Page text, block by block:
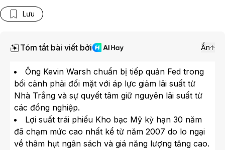
Lưu
Tóm tắt bài viết bởi Ẩn
Ông Kevin Warsh chuẩn bị tiếp quản Fed trong
bối cảnh phải đối mặt với áp lực giảm lãi suất từ
Nhà Trắng và sự quyết tâm giữ nguyên lãi suất từ
các đồng nghiệp.
Lợi suất trái phiếu Kho bạc Mỹ kỳ hạn 30 năm
đã chạm mức cao nhất kể từ năm 2007 do lo ngại
về thâm hụt ngân sách và giá năng lượng tăng cao.